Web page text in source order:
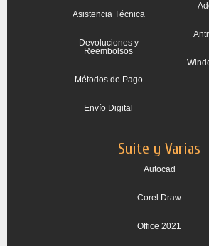
Asistencia Técnica
Devoluciones y
Reembolsos
Métodos de Pago
Envío Digital
Suite y Varias
Autocad
Corel Draw
Office 2021